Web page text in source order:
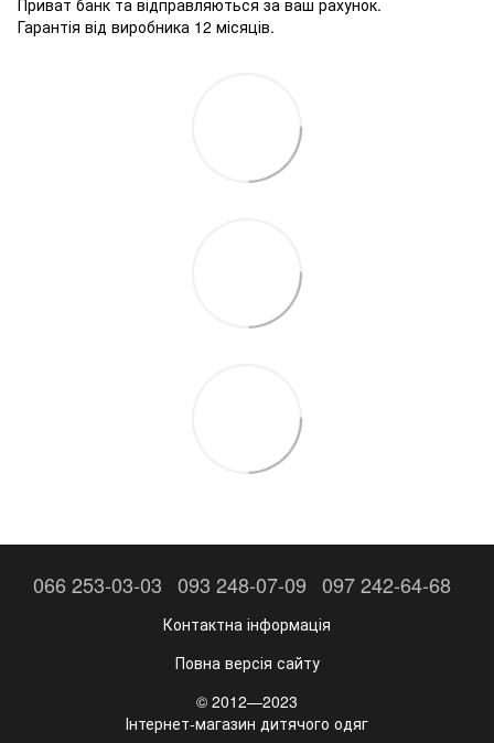
Приват банк та відправляються за ваш рахунок.
Гарантія від виробника 12 місяців.
066 253-03-03 093 248-07-09 097 242-64-68
Контактна інформація
Повна версія сайту
© 2012—2023
Інтернет-магазин дитячого одяг